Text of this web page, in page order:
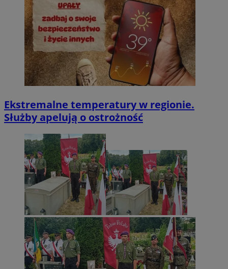
Ekstremalne temperatury w regionie.
Służby apelują o ostrożność